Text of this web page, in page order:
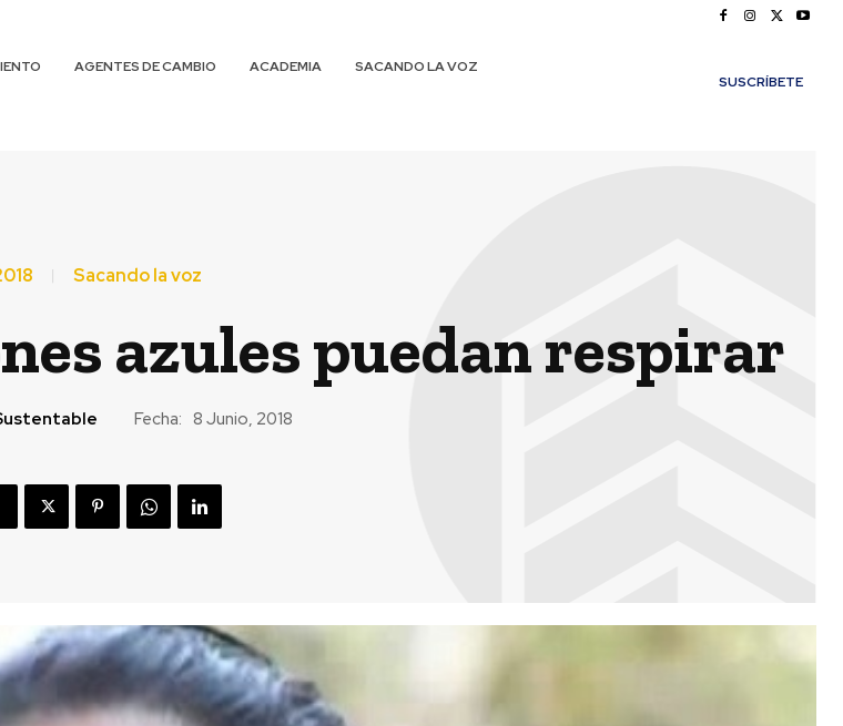
AGENTES DE CAMBIO ACADEMIA
SACANDO LA VOZ
SUSCRÍBETE
Sacando la voz
azules puedan respirar
Fecha: 8 Junio, 2018